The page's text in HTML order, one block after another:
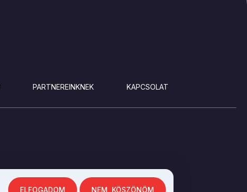
ELFOGADOM NEM, KÖSZÖNÖM
PARTNEREINKNEK KAPCSOLAT